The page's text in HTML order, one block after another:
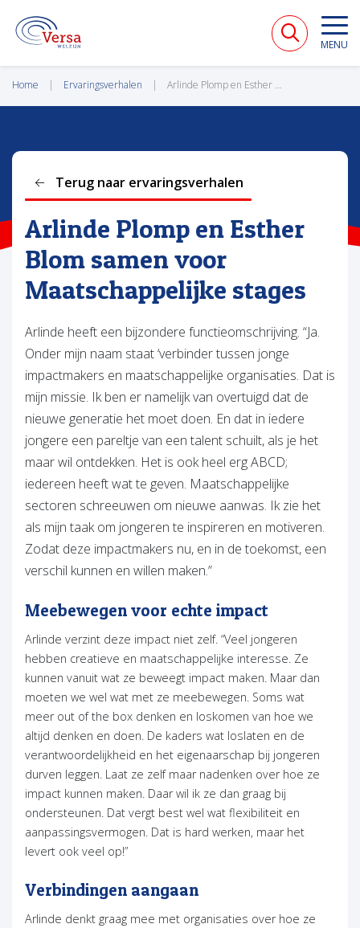
VERSA WELZIJN MENU
Home Ervaringsverhalen Arlinde Plomp en Esther Blom samen voor Maatschappelijke stages
Terug naar ervaringsverhalen
Arlinde Plomp en Esther
Blom samen voor
Maatschappelijke stages
Arlinde heeft een bijzondere functieomschrijving. “Ja.
Onder mijn naam staat ‘verbinder tussen jonge
impactmakers en maatschappelijke organisaties. Dat is
mijn missie. Ik ben er namelijk van overtuigd dat de
nieuwe generatie het moet doen. En dat in iedere
jongere een pareltje van een talent schuilt, als je het
maar wil ontdekken. Het is ook heel erg ABCD;
iedereen heeft wat te geven. Maatschappelijke
sectoren schreeuwen om nieuwe aanwas. Ik zie het
als mijn taak om jongeren te inspireren en motiveren.
Zodat deze impactmakers nu, en in de toekomst, een
verschil kunnen en willen maken.”
Meebewegen voor echte impact
Arlinde verzint deze impact niet zelf. “Veel jongeren
hebben creatieve en maatschappelijke interesse. Ze
kunnen vanuit wat ze beweegt impact maken. Maar dan
moeten we wel wat met ze meebewegen. Soms wat
meer out of the box denken en loskomen van hoe we
altijd denken en doen. De kaders wat loslaten en de
verantwoordelijkheid en het eigenaarschap bij jongeren
durven leggen. Laat ze zelf maar nadenken over hoe ze
impact kunnen maken. Daar wil ik ze dan graag bij
ondersteunen. Dat vergt best wel wat flexibiliteit en
aanpassingsvermogen. Dat is hard werken, maar het
levert ook veel op!”
Verbindingen aangaan
Arlinde denkt graag mee met organisaties over hoe ze